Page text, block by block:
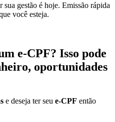
gestão é hoje. Emissão rápida
você esteja.
e-CPF? Isso pode
oportunidades
e deseja ter seu e-CPF então